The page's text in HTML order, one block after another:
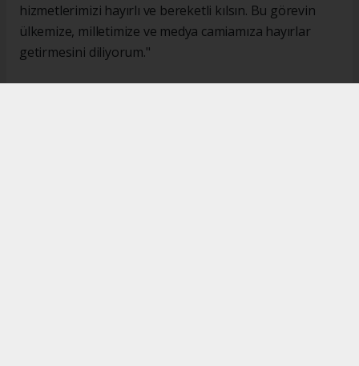
hizmetlerimizi hayırlı ve bereketli kılsın. Bu görevin
ülkemize, milletimize ve medya camiamıza hayırlar
getirmesini diliyorum."